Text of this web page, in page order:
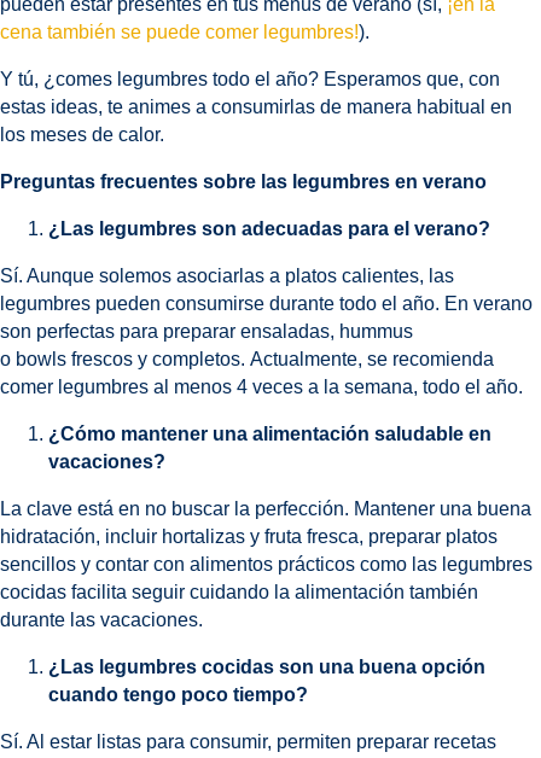
pueden estar presentes en tus menús de verano (sí, ¡en la
cena también se puede comer legumbres!).
Y tú, ¿comes legumbres todo el año? Esperamos que, con
estas ideas, te animes a consumirlas de manera habitual en
los meses de calor.
Preguntas frecuentes sobre las legumbres en verano
¿Las legumbres son adecuadas para el verano?
Sí. Aunque solemos asociarlas a platos calientes, las
legumbres pueden consumirse durante todo el año. En verano
son perfectas para preparar ensaladas, hummus
o bowls frescos y completos. Actualmente, se recomienda
comer legumbres al menos 4 veces a la semana, todo el año.
¿Cómo mantener una alimentación saludable en
vacaciones?
La clave está en no buscar la perfección. Mantener una buena
hidratación, incluir hortalizas y fruta fresca, preparar platos
sencillos y contar con alimentos prácticos como las legumbres
cocidas facilita seguir cuidando la alimentación también
durante las vacaciones.
¿Las legumbres cocidas son una buena opción
cuando tengo poco tiempo?
Sí. Al estar listas para consumir, permiten preparar recetas